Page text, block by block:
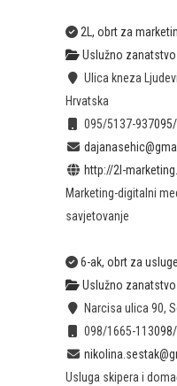
2L, obrt za
Uslužno zanatstvo
Ulica kneza
Hrvatska
095/5137-937
http://2l-
Marketing-digitalni
savjetovanje
6-ak, obrt za usluge
Uslužno zanatstvo
Narcisa ulica 90,
098/1665-113
Usluga skipera i